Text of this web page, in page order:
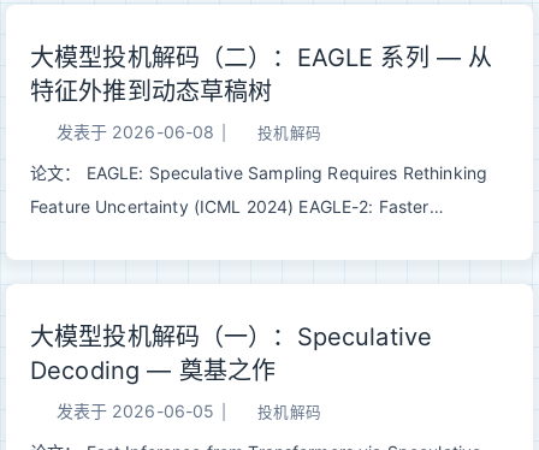
文动态构造一个 <3k 的 draft 词表，与 EAGLE-2/3 搭配时
draft 时间约减半，端到端 1.17–1.29×。 一、问题：被忽视的
LM head 瓶颈经典 Speculative Decoding（详见这篇）依赖一
个简单的等式：只要 draft 足够快，就能用大模型一次并行验证
一串猜测。EAGLE、Medusa 把 draft 砍到只剩一两层
卡住了。 瓶颈跑哪儿去了？藏在 LM head 里。 现代 LLM...
大模型投机解码（二）：EAGLE 系列 — 从
特征外推到动态草稿树
发表于 2026-06-08 投机解码
论文： EAGLE: Speculative Sampling Requires Rethinking
Feature Uncertainty (ICML 2024) EAGLE-2: Faster
作者： Yuhui Li, Fangyun Wei, Chao Zhang, Hongyang
Zhang机构： 北京大学 / Microsoft Research / University of
Waterloo / Vector Institute代码：
github.com/SafeAILab/EAGLE 一句话总结： EAGLE 系列通过
大模型投机解码（一）：Speculative
Decoding — 奠基之作
发表于 2026-06-05 投机解码